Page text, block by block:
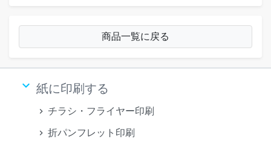
商品一覧に戻る
keyboard_arrow_down 紙に印刷する
チラシ・フライヤー印刷
折パンフレット印刷